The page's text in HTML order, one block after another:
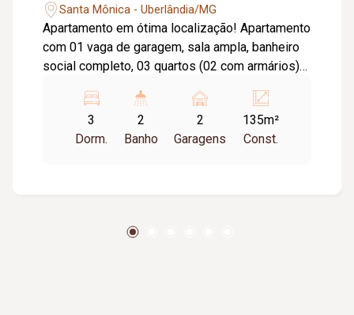
Santa Mônica - Uberlândia/MG
Apartamento em ótima localização! Apartamento
com 01 vaga de garagem, sala ampla, banheiro
social completo, 03 quartos (02 com armários)
box em blindex. Cozinha planejada, lavanderia
com armários, semi mobiliado com sofá, mesa,
ar condicionado, filtro de água, sugar, fogão cook
3
Dorm.
2
Banho
2
Garagens
135m²
Const.